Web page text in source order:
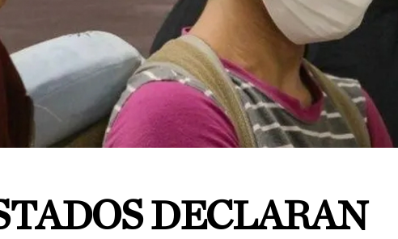
DECLARAN